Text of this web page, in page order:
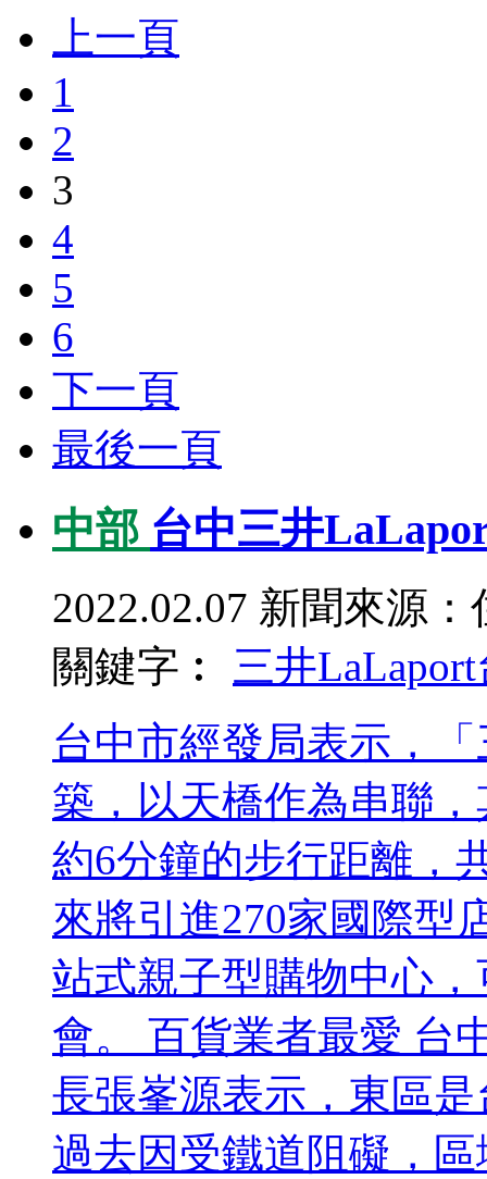
上一頁
1
2
3
4
5
6
下一頁
最後一頁
中部 台中三井
2022.02.07 新聞來源：
關鍵字︰ 三井LaLaport
台中市經發局表示，
築，以天橋作為串聯
約6分鐘的步行距離，
來將引進270家國際型
站式親子型購物中心
會。 百貨業者最愛 台
長張峯源表示，東區
過去因受鐵道阻礙，